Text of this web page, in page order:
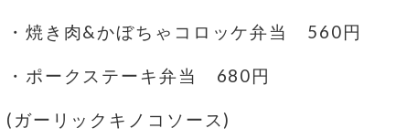
・焼き肉&かぼちゃコロッケ弁当 560円
・ポークステーキ弁当 680円
(ガーリックキノコソース)